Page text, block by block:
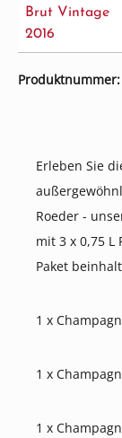
Brut Vintage
2016
Produktnummer:
Erleben Sie
Roeder -
mit 3 x 0,75 L
Paket
1 x
1 x
1 x